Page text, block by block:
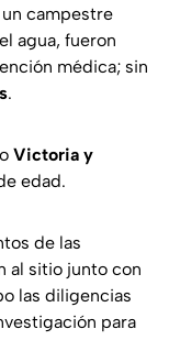
campestre
agua, fueron
médica; sin
.
Victoria y
edad.
de las
al sitio junto con
las diligencias
para